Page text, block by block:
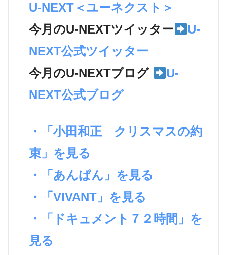
U-NEXT＜ユーネクスト＞
今月のU-NEXTツイッター
U-
NEXT公式ツイッター
今月のU-NEXTブログ
U-
NEXT公式ブログ
・「小田和正 クリスマスの約
束」を見る
・「あんぱん」を見る
・「VIVANT」を見る
・「ドキュメント７２時間」を
見る